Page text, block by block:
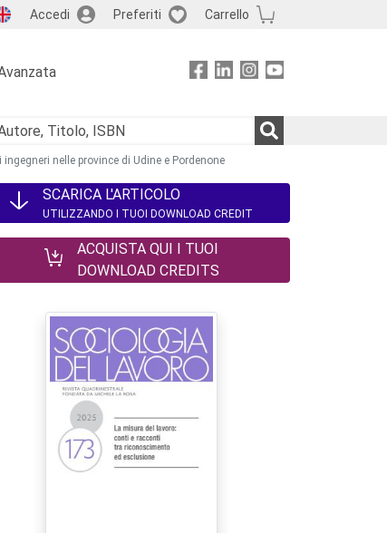
Accedi Preferiti Carrello
nelle province di Udine e Pordenone
SCARICA L'ARTICOLO
UTILIZZANDO I TUOI DOWNLOAD CREDIT
ACQUISTA QUI I TUOI
DOWNLOAD CREDITS